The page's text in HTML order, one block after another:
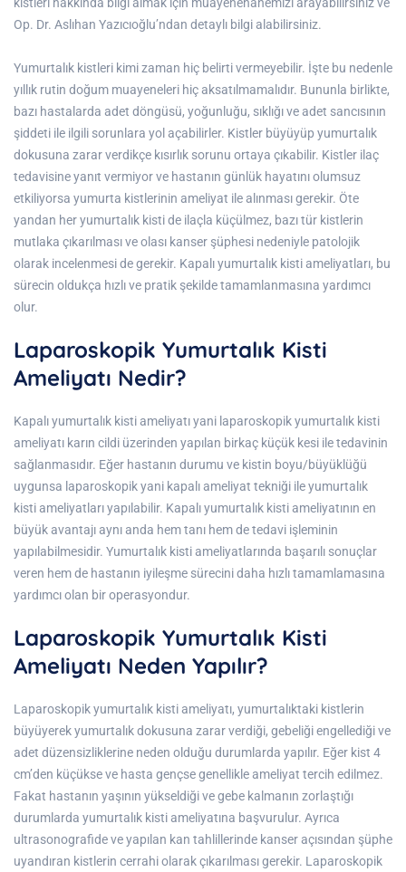
Op. Dr. Aslıhan Yazıcıoğlu’ndan detaylı bilgi alabilirsiniz.
Yumurtalık kistleri kimi zaman hiç belirti vermeyebilir. İşte bu nedenle
yıllık rutin doğum muayeneleri hiç aksatılmamalıdır. Bununla birlikte,
bazı hastalarda adet döngüsü, yoğunluğu, sıklığı ve adet sancısının
şiddeti ile ilgili sorunlara yol açabilirler. Kistler büyüyüp yumurtalık
dokusuna zarar verdikçe kısırlık sorunu ortaya çıkabilir. Kistler ilaç
tedavisine yanıt vermiyor ve hastanın günlük hayatını olumsuz
etkiliyorsa yumurta kistlerinin ameliyat ile alınması gerekir. Öte
yandan her yumurtalık kisti de ilaçla küçülmez, bazı tür kistlerin
mutlaka çıkarılması ve olası kanser şüphesi nedeniyle patolojik
olarak incelenmesi de gerekir. Kapalı yumurtalık kisti ameliyatları, bu
sürecin oldukça hızlı ve pratik şekilde tamamlanmasına yardımcı
olur.
Laparoskopik Yumurtalık Kisti
Ameliyatı Nedir?
Kapalı yumurtalık kisti ameliyatı yani laparoskopik yumurtalık kisti
ameliyatı karın cildi üzerinden yapılan birkaç küçük kesi ile tedavinin
sağlanmasıdır. Eğer hastanın durumu ve kistin boyu/büyüklüğü
uygunsa laparoskopik yani kapalı ameliyat tekniği ile yumurtalık
kisti ameliyatları yapılabilir. Kapalı yumurtalık kisti ameliyatının en
büyük avantajı aynı anda hem tanı hem de tedavi işleminin
yapılabilmesidir. Yumurtalık kisti ameliyatlarında başarılı sonuçlar
veren hem de hastanın iyileşme sürecini daha hızlı tamamlamasına
yardımcı olan bir operasyondur.
Laparoskopik Yumurtalık Kisti
Ameliyatı Neden Yapılır?
Laparoskopik yumurtalık kisti ameliyatı, yumurtalıktaki kistlerin
büyüyerek yumurtalık dokusuna zarar verdiği, gebeliği engellediği ve
adet düzensizliklerine neden olduğu durumlarda yapılır. Eğer kist 4
cm’den küçükse ve hasta gençse genellikle ameliyat tercih edilmez.
Fakat hastanın yaşının yükseldiği ve gebe kalmanın zorlaştığı
durumlarda yumurtalık kisti ameliyatına başvurulur. Ayrıca
ultrasonografide ve yapılan kan tahlillerinde kanser açısından şüphe
uyandıran kistlerin cerrahi olarak çıkarılması gerekir. Laparoskopik